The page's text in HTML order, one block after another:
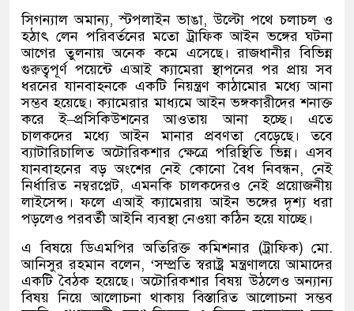
সিগন্যাল অমান্য,স্টপলাইন ভাঙা,উল্টো পথে চলাচল ও
হঠাৎ লেন পরিবর্তনের মতো ট্রাফিক আইন ভঙ্গের ঘটনা
আগের তুলনায় অনেক কমে এসেছে। রাজধানীর বিভিন্ন
গুরুত্বপূর্ণ পয়েন্টে এআই ক্যামেরা স্থাপনের পর প্রায় সব
ধরনের যানবাহনকে একটি নিয়ন্ত্রণ কাঠামোর মধ্যে আনা
সম্ভব হয়েছে। ক্যামেরার মাধ্যমে আইন ভঙ্গকারীদের শনাক্ত
করে ই–প্রসিকিউশনের আওতায় আনা হচ্ছে। এতে
চালকদের মধ্যে আইন মানার প্রবণতা বেড়েছে। তবে
ব্যাটারিচালিত অটোরিকশার ক্ষেত্রে পরিস্থিতি ভিন্ন। এসব
যানবাহনের বড় অংশের নেই কোনো বৈধ নিবন্ধন,নেই
নির্ধারিত নম্বরপ্লেট, এমনকি চালকদেরও নেই প্রয়োজনীয়
লাইসেন্স। ফলে এআই ক্যামেরায় আইন ভঙ্গের দৃশ্য ধরা
পড়লেও পরবর্তী আইনি ব্যবস্থা নেওয়া কঠিন হয়ে যাচ্ছে।
এ বিষয়ে ডিএমপির অতিরিক্ত কমিশনার (ট্রাফিক) মো.
আনিসুর রহমান বলেন, ‘সম্প্রতি স্বরাষ্ট্র মন্ত্রণালয়ে আমাদের
একটি বৈঠক হয়েছে। অটোরিকশার বিষয় উঠলেও অন্যান্য
বিষয় নিয়ে আলোচনা থাকায় বিস্তারিত আলোচনা সম্ভব